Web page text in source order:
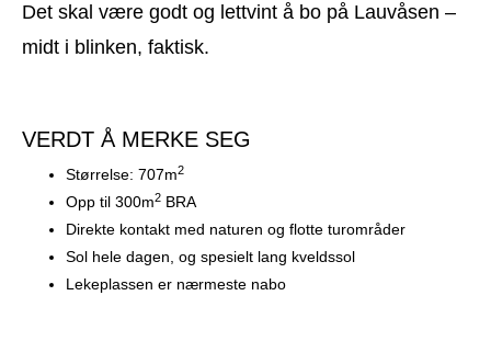
Det skal være godt og lettvint å bo på Lauvåsen –
midt i blinken, faktisk.
VERDT Å MERKE SEG
Størrelse: 707m2
Opp til 300m2 BRA
Direkte kontakt med naturen og flotte turområder
Sol hele dagen, og spesielt lang kveldssol
Lekeplassen er nærmeste nabo